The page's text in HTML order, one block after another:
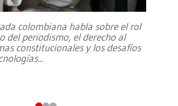
colombiana habla sobre el rol
del periodismo, el derecho al
constitucionales y los desafíos
...